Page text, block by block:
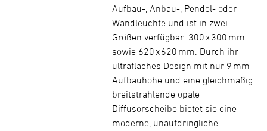
Aufbau-, Anbau-, Pendel- oder
Wandleuchte und ist in zwei
Größen verfügbar: 300 x 300 mm
sowie 620 x 620 mm. Durch ihr
ultraflaches Design mit nur 9 mm
Aufbauhöhe und eine gleichmäßig
breitstrahlende opale
Diffusorscheibe bietet sie eine
moderne, unaufdringliche